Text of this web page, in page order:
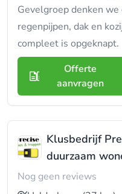
Gevelgroep denken
regenpijpen, dak en
compleet is opgeknapt.
Offerte
aanvragen
Klusbedrijf
duurzaam
Nog geen reviews